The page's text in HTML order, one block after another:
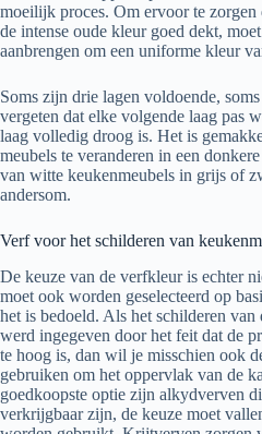
moeilijk proces. Om ervoor te
de intense oude kleur goed dekt,
aanbrengen om een ​​uniforme kleur
Soms zijn drie lagen voldoende,
vergeten dat elke volgende laag pas
laag volledig droog is. Het is
meubels te veranderen in een
van witte keukenmeubels in grijs of
andersom.
Verf voor het schilderen van
De keuze van de verfkleur is echter
moet ook worden geselecteerd op
het is bedoeld. Als het schilderen
werd ingegeven door het feit dat de
te hoog is, dan wil je misschien ook
gebruiken om het oppervlak van de
goedkoopste optie zijn alkydverven
verkrijgbaar zijn, de keuze moet